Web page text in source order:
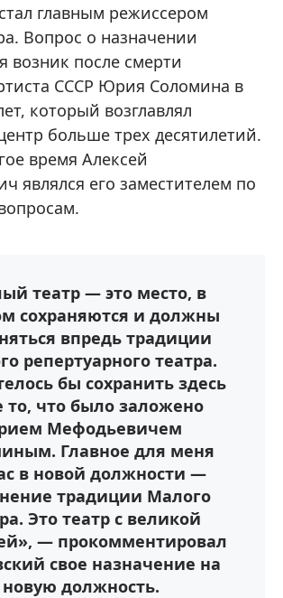
главным режиссером
Вопрос о назначении
возник после смерти
СССР Юрия Соломина в
который возглавлял
больше трех десятилетий.
время Алексей
являлся его заместителем по
театр — это место, в
сохраняются и должны
впредь традиции
репертуарного театра.
бы сохранить здесь
то, что было заложено
Мефодьевичем
Главное для меня
в новой должности —
традиции Малого
Это театр с великой
— прокомментировал
свое назначение на
новую должность.